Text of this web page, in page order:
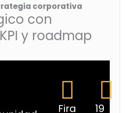
corporativa
con
y roadmap
Fira
19